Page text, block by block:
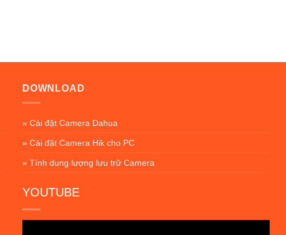
DOWNLOAD
» Cài đặt Camera Dahua
» Cài đặt Camera Hik cho PC
» Tính dung lượng lưu trữ Camera
YOUTUBE